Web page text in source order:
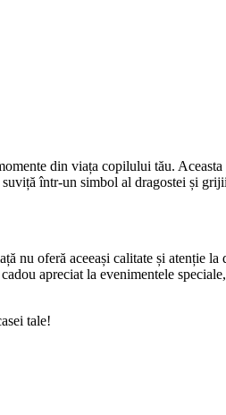
din viața copilului tău. Aceasta
într-un simbol al dragostei și
nu oferă aceeași calitate și atenție la
apreciat la evenimentele
tale!